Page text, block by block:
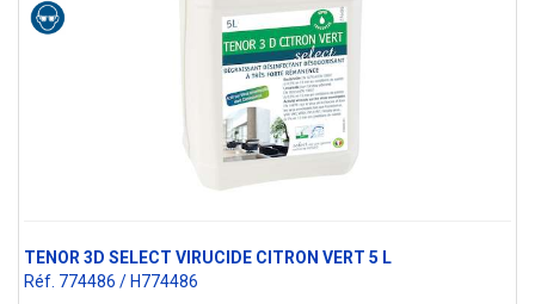
TENOR 3D SELECT VIRUCIDE CITRON VERT 5 L
Réf. 774486 / H774486